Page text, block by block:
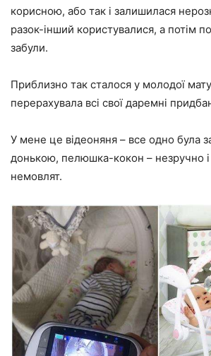
корисною, або так і залишилася
разок-інший користувалися, а потім
забули.
Приблизно так сталося у молодої
перерахувала всі свої даремні
У мене це відеоняня – все одно була
донькою, пелюшка-кокон – незручно
немовлят.